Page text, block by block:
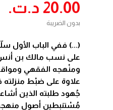
20.00 د.ت.‏
بدون الضريبة
(...) ففي الباب الأول
على نسب مالك بن أنس
ومنْهجه الفقهي
علاوة على ضبْط منزلته
جُهود طلبته الذين
مُسْتنبطين أصول